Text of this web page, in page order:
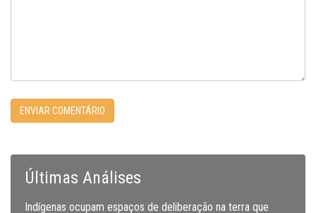
Últimas Análises
Indígenas ocupam espaços de deliberação na terra que